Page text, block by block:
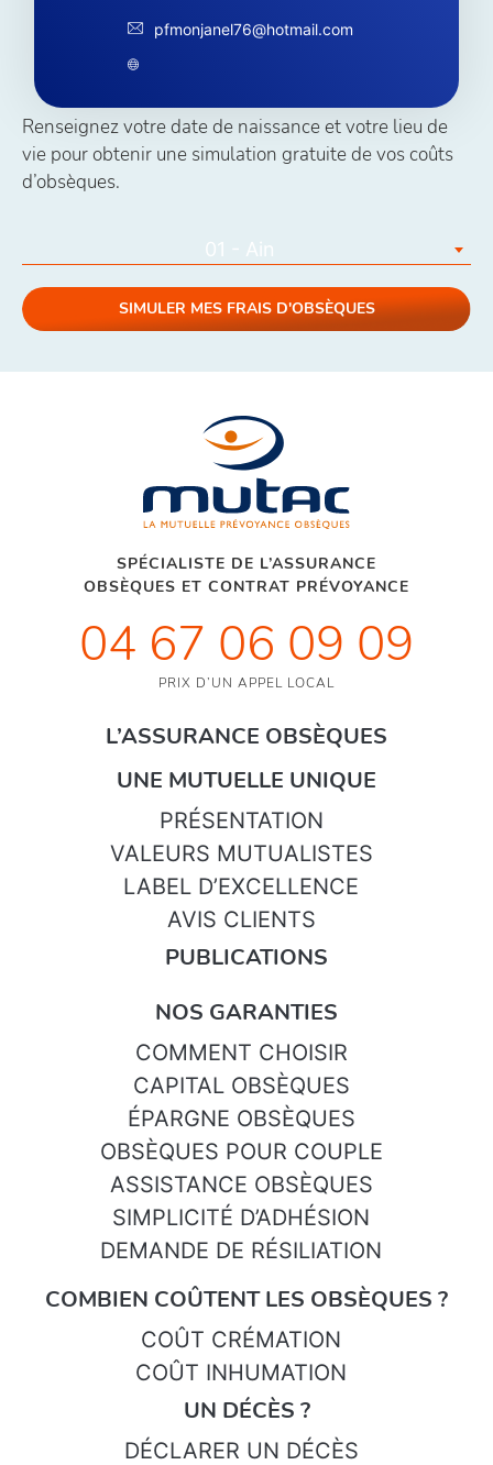
pfmonjanel76@hotmail.com
Simuler vos coûts obsèques
Renseignez votre date de naissance et votre lieu de
vie pour obtenir une simulation gratuite de vos coûts
d’obsèques.
01 - Ain
SIMULER MES FRAIS D'OBSÈQUES
SPÉCIALISTE DE L’ASSURANCE
OBSÈQUES ET CONTRAT PRÉVOYANCE
04 67 06 09 09
PRIX D’UN APPEL LOCAL
L’ASSURANCE OBSÈQUES
UNE MUTUELLE UNIQUE
PRÉSENTATION
VALEURS MUTUALISTES
LABEL D’EXCELLENCE
AVIS CLIENTS
PUBLICATIONS
NOS GARANTIES
COMMENT CHOISIR
CAPITAL OBSÈQUES
ÉPARGNE OBSÈQUES
OBSÈQUES POUR COUPLE
ASSISTANCE OBSÈQUES
SIMPLICITÉ D’ADHÉSION
DEMANDE DE RÉSILIATION
COMBIEN COÛTENT LES OBSÈQUES ?
COÛT CRÉMATION
COÛT INHUMATION
UN DÉCÈS ?
DÉCLARER UN DÉCÈS